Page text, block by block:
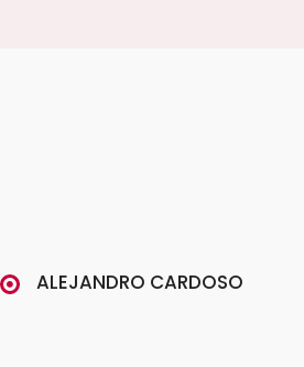
ALEJANDRO CARDOSO